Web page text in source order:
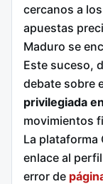
cercanos a
apuestas
Maduro se
Este suceso,
debate sobre
privilegiada
movimientos
La plataforma
enlace al
error de